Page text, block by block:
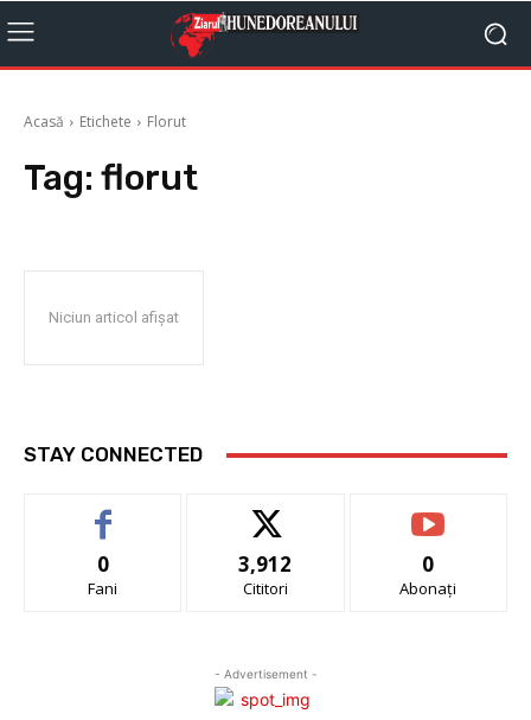
Acasă Etichete Florut
Tag: florut
Niciun articol afișat
STAY CONNECTED
0
Fani
3,912
Cititori
0
Abonați
- Advertisement -